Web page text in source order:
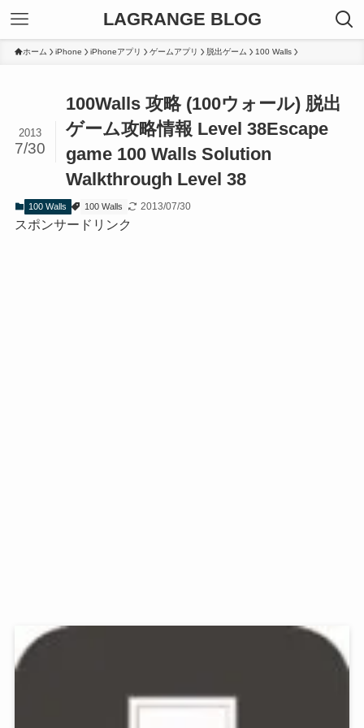
LAGRANGE BLOG
ホーム iPhone iPhoneアプリ ゲームアプリ 脱出ゲーム 100 Walls
100Walls 攻略 (100ウォール) 脱出
ゲーム攻略情報 Level 38Escape
game 100 Walls Solution
Walkthrough Level 38
2013
7/30
100 Walls 100 Walls 2013/07/30
スポンサードリンク